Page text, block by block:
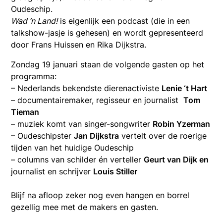
Oudeschip.
Wad ’n Land!is eigenlijk een podcast (die in een
talkshow-jasje is gehesen) en wordt gepresenteerd
door Frans Huissen en Rika Dijkstra.
Zondag 19 januari staan de volgende gasten op het
programma:
– Nederlands bekendste dierenactiviste Lenie ‘t Hart
– documentairemaker, regisseur en journalistTom
Tieman
– muziek komt van singer-songwriter Robin Yzerman
– OudeschipsterJan Dijkstra vertelt over de roerige
tijden van het huidige Oudeschip
– columns van schilder én vertellerGeurt van Dijk en
journalist en schrijver Louis Stiller
Blijf na afloop zeker nog even hangen en borrel
gezellig mee met de makers en gasten.